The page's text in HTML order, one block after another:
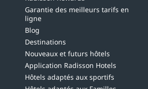
Garantie des meilleurs tarifs en
ligne
Blog
Destinations
Nouveaux et futurs hôtels
Application Radisson Hotels
Hôtels adaptés aux sportifs